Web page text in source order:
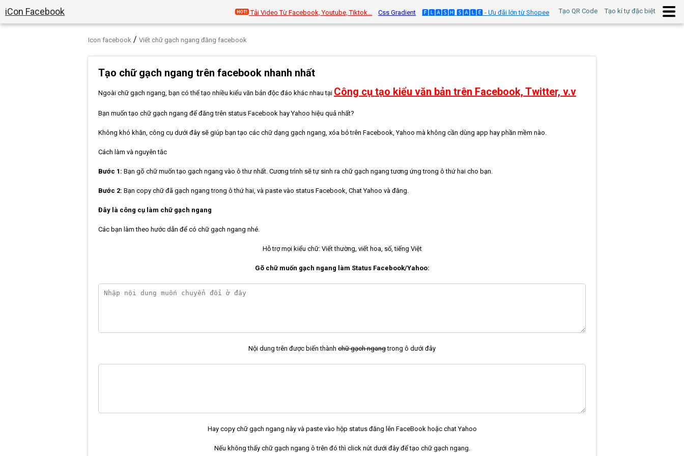
iCon Facebook Tải Video Từ Facebook, Youtube, Tiktok... Css Gradient 🅵🅻🅰🆂🅷 🆂🅰🅻🅴 - Ưu đãi lớn từ Shopee Tạo QR Code Tạo kí tự đặc biệt
Icon facebook / Viết chữ gạch ngang đăng facebook
Tạo chữ gạch ngang trên facebook nhanh nhất
Ngoài chữ gạch ngang, bạn có thể tạo nhiều kiểu văn bản độc đáo khác nhau tại Công cụ tạo kiểu văn bản trên Facebook, Twitter, v.v
Bạn muốn tạo chữ gạch ngang để đăng trên status Facebook hay Yahoo hiệu quả nhất?
Không khó khăn, công cụ dưới đây sẽ giúp bạn tạo các chữ dạng gạch ngang, xóa bỏ trên Facebook, Yahoo mà không cần dùng app hay phần mềm nào.
Cách làm và nguyên tắc
Bước 1: Bạn gõ chữ muốn tạo gạch ngang vào ô thư nhất. Cương trình sẽ tự sinh ra chữ gạch ngang tương ứng trong ô thứ hai cho bạn.
Bước 2: Bạn copy chữ đã gạch ngang trong ô thứ hai, và paste vào status Facebook, Chat Yahoo và đăng.
Đây là công cụ làm chữ gạch ngang
Các bạn làm theo hước dẫn để có chữ gạch ngang nhé.
Hỗ trợ mọi kiểu chữ: Viết thường, viết hoa, số, tiếng Việt
Gõ chữ muốn gạch ngang làm Status Facebook/Yahoo:
Nội dung trên được biến thành chữ gạch ngangtrong ô dưới đây
Hay copy chữ gạch ngang này và paste vào hộp status đăng lên FaceBook hoặc chat Yahoo
Nếu không thấy chữ gạch ngang ô trên đó thì click nút dưới đây để tạo chữ gạch ngang.